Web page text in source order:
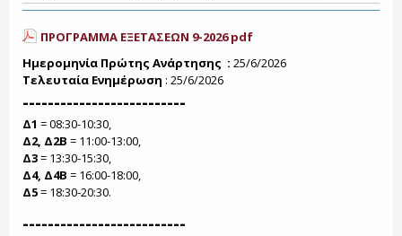
ΠΡΟΓΡΑΜΜΑ ΕΞΕΤΑΣΕΩΝ 9-2026 pdf
Ημερομηνία Πρώτης Ανάρτησης : 25/6/2026
Τελευταία Ενημέρωση : 25/6/2026
--------------------------
Δ1 = 08:30-10:30,
Δ2, Δ2Β = 11:00-13:00,
Δ3= 13:30-15:30,
Δ4, Δ4Β = 16:00-18:00,
Δ5= 18:30-20:30.
--------------------------